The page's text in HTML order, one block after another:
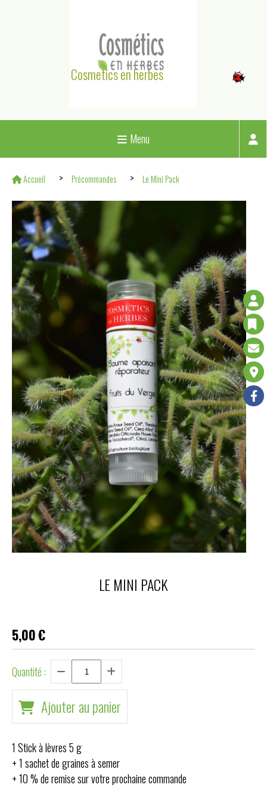
Cosmetics en herbes
Menu
Accueil Précommandes Le Mini Pack
LE MINI PACK
5,00€
Quantité :
Ajouter au panier
1 Stick à lèvres 5 g
+ 1 sachet de graines à semer
+ 10 % de remise sur votre prochaine commande